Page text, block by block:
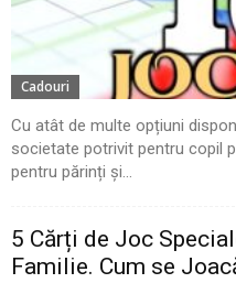
Cadouri
Cu atât de multe opțiuni
societate potrivit pentru copil
pentru părinți și...
5 Cărți de Joc
Familie. Cum se